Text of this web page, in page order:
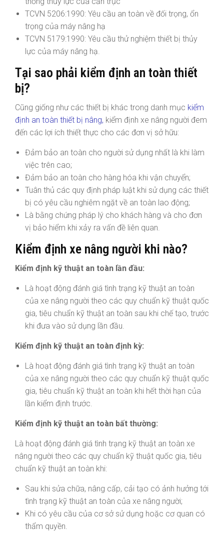
TCVN 5206:1990: Yêu cầu an toàn về đối trọng, ổn
trọng của máy nâng hạ
TCVN 5179:1990: Yêu cầu thử nghiệm thiết bị thủy
lực của máy nâng hạ.
Tại sao phải kiểm định an toàn thiết
bị?
Cũng giống như các thiết bị khác trong danh mục kiểm
định an toàn thiết bị nâng, kiểm định xe nâng người đem
đến các lợi ích thiết thực cho các đơn vị sở hữu:
Đảm bảo an toàn cho người sử dụng nhất là khi làm
việc trên cao;
Đảm bảo an toàn cho hàng hóa khi vận chuyển;
Tuân thủ các quy định pháp luật khi sử dụng các thiết
bị có yêu cầu nghiêm ngặt về an toàn lao động;
Là bằng chứng pháp lý cho khách hàng và cho đơn
vị bảo hiểm khi xảy ra vấn đề liên quan.
Kiểm định xe nâng người khi nào?
Kiểm định kỹ thuật an toàn lần đầu:
Là hoạt động đánh giá tình trạng kỹ thuật an toàn
của xe nâng người theo các quy chuẩn kỹ thuật quốc
gia, tiêu chuẩn kỹ thuật an toàn sau khi chế tạo, trước
khi đưa vào sử dụng lần đầu.
Kiểm định kỹ thuật an toàn định kỳ:
Là hoạt động đánh giá tình trạng kỹ thuật an toàn
của xe nâng người theo các quy chuẩn kỹ thuật quốc
gia, tiêu chuẩn kỹ thuật an toàn khi hết thời hạn của
lần kiểm định trước.
Kiểm định kỹ thuật an toàn bất thường:
Là hoạt động đánh giá tình trạng kỹ thuật an toàn xe
nâng người theo các quy chuẩn kỹ thuật quốc gia, tiêu
chuẩn kỹ thuật an toàn khi:
Sau khi sửa chữa, nâng cấp, cải tạo có ảnh hưởng tới
tình trạng kỹ thuật an toàn của xe nâng người;
Khi có yêu cầu của cơ sở sử dụng hoặc cơ quan có
thẩm quyền.